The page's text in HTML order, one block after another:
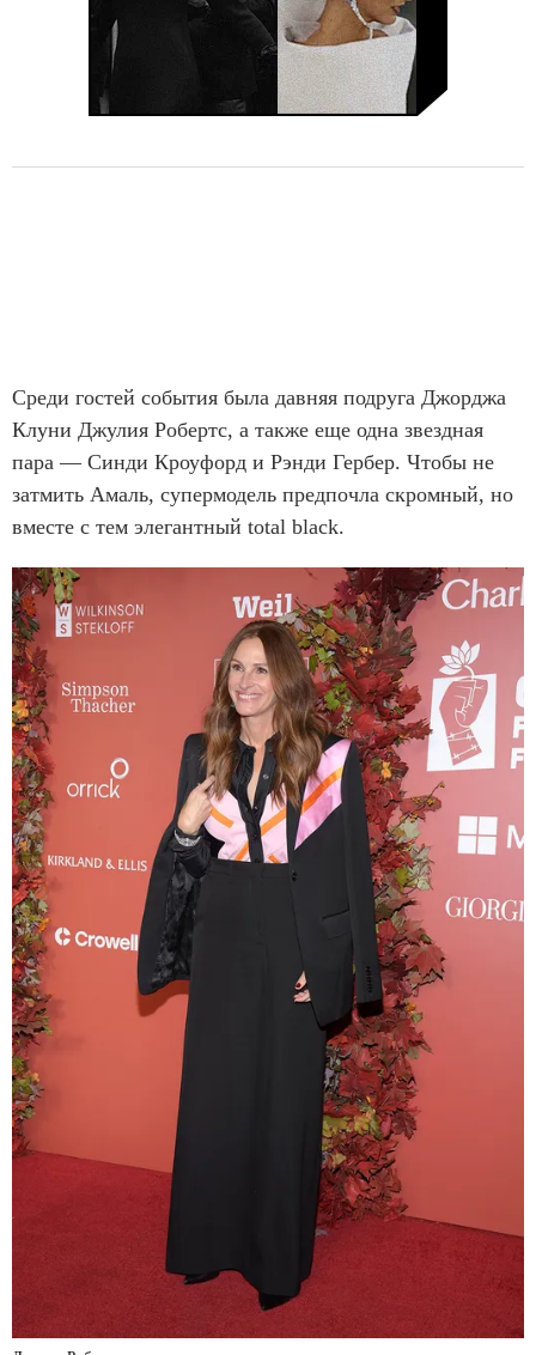
Среди гостей события была давняя подруга Джорджа
Клуни Джулия Робертс, а также еще одна звездная
пара — Синди Кроуфорд и Рэнди Гербер. Чтобы не
затмить Амаль, супермодель предпочла скромный, но
вместе с тем элегантный total black.